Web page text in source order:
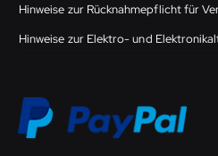
Hinweise zur Rücknahmepflicht für
Hinweise zur Elektro- und